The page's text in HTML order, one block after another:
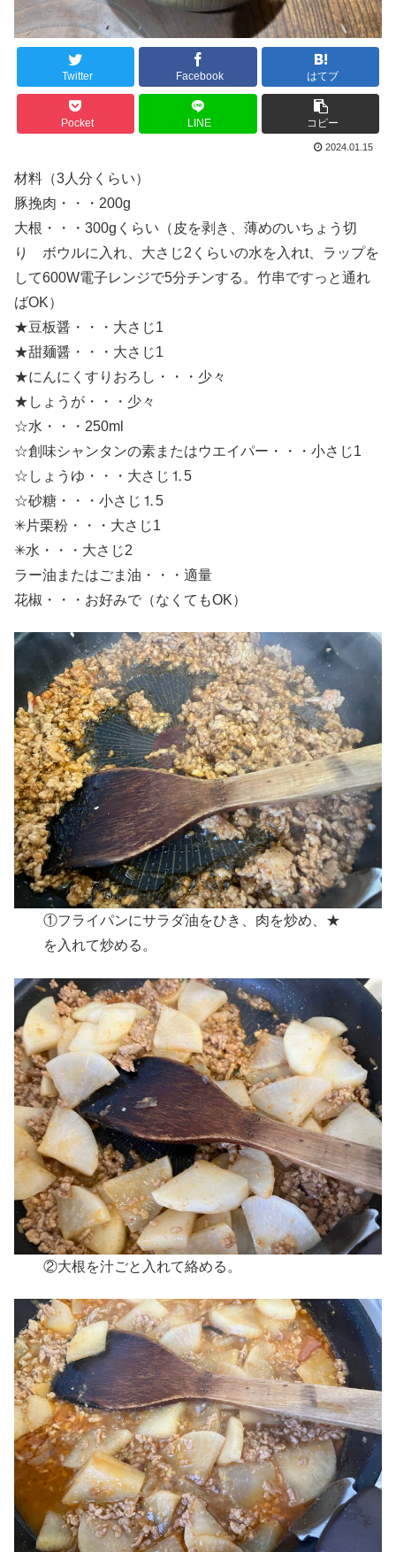
Twitter Facebook はてブ
Pocket LINE コピー
2024.01.15
材料（3人分くらい）
豚挽肉・・・200g
大根・・・300gくらい（皮を剥き、薄めのいちょう切
り ボウルに入れ、大さじ2くらいの水を入れt、ラップを
して600W電子レンジで5分チンする。竹串ですっと通れ
ばOK）
★豆板醤・・・大さじ1
★甜麺醤・・・大さじ1
★にんにくすりおろし・・・少々
★しょうが・・・少々
☆水・・・250ml
☆創味シャンタンの素またはウエイパー・・・小さじ1
☆しょうゆ・・・大さじ⒈5
☆砂糖・・・小さじ⒈5
✳︎片栗粉・・・大さじ1
✳︎水・・・大さじ2
ラー油またはごま油・・・適量
花椒・・・お好みで（なくてもOK）
①フライパンにサラダ油をひき、肉を炒め、★
を入れて炒める。
②大根を汁ごと入れて絡める。